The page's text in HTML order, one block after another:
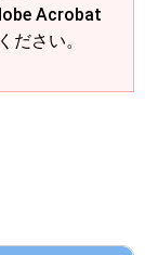
Acrobat
ださい。